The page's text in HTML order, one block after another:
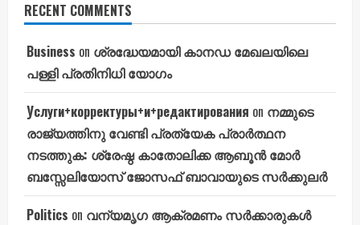
RECENT COMMENTS
Business on ശ്രദ്ധേയമായി കാനഡ മേഖലയിലെ
പള്ളി പ്രതിനിധി യോഗം
Услуги+корректуры+и+редактирования on നമ്മുടെ
രാജ്യത്തിനു വേണ്ടി പ്രത്യേക പ്രാർത്ഥന
നടത്തുക: ശ്രേഷ്ഠ കാതോലിക്ക ആബൂൻ മോർ
ബസ്സേലിയോസ് ജോസഫ് ബാവായുടെ സർക്കുലർ
Politics on വന്യമൃഗ ആക്രമണം സർക്കാരുകൾ